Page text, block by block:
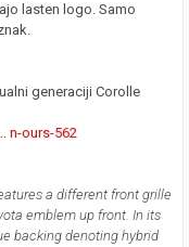
lasten logo. Samo
generaciji Corolle
n-ours-562
a different front grille
emblem up front. In its
backing denoting hybrid